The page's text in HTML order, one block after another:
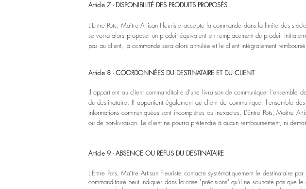
Article 7 - DISPONIBILITÉ DES PRODUITS PROPOSÉS
L'Entre Pots, Maître Artisan Fleuriste accepte la commande dans la limite des
se verra alors proposer un produit équivalent en remplacement du produit
pas au client, la commande sera alors annulée et le client intégralement
Article 8 - COORDONNÉES DU DESTINATAIRE ET DU CLIENT
Il appartient au client commanditaire d'une livraison de communiquer l'ensemble
du destinataire. Il appartient également au client de communiquer l'ensemble
informations communiquées sont incomplètes ou inexactes, L'Entre Pots, Maître
ou de non-livraison. Le client ne pourra prétendre à aucun remboursement, ni
Article 9 - ABSENCE OU REFUS DU DESTINATAIRE
L'Entre Pots, Maître Artisan Fleuriste contacte systématiquement le destinataire
commanditaire peut indiquer dans la case "précisions" qu'il ne souhaite pas que